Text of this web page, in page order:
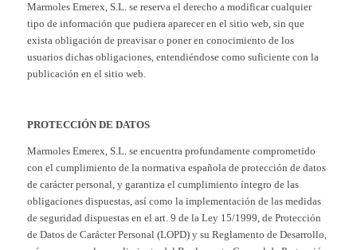
Marmoles Emerex, S.L. se reserva el derecho a modificar cualquier
tipo de información que pudiera aparecer en el sitio web, sin que
exista obligación de preavisar o poner en conocimiento de los
usuarios dichas obligaciones, entendiéndose como suficiente con la
publicación en el sitio web.
PROTECCIÓN DE DATOS
Marmoles Emerex, S.L. se encuentra profundamente comprometido
con el cumplimiento de la normativa española de protección de datos
de carácter personal, y garantiza el cumplimiento íntegro de las
obligaciones dispuestas, así como la implementación de las medidas
de seguridad dispuestas en el art. 9 de la Ley 15/1999, de Protección
de Datos de Carácter Personal (LOPD) y su Reglamento de Desarrollo,